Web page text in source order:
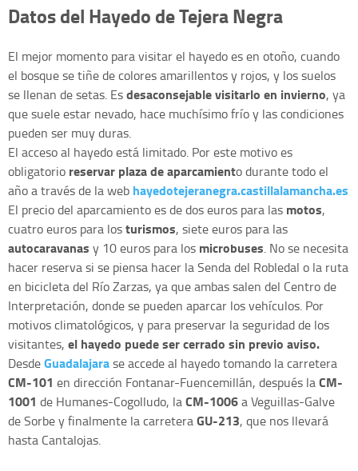
Datos del Hayedo de Tejera Negra
El mejor momento para visitar el hayedo es en otoño, cuando
el bosque se tiñe de colores amarillentos y rojos, y los suelos
se llenan de setas. Esdesaconsejable visitarlo en invierno, ya
que suele estar nevado, hace muchísimo frío y las condiciones
pueden ser muy duras.
El acceso al hayedo está limitado. Por este motivo es
obligatorio reservar plaza de aparcamiento durante todo el
año a través de la web hayedotejeranegra.castillalamancha.es
El precio del aparcamiento es de dos euros para las motos,
cuatro euros para losturismos, siete euros para las
autocaravanas y 10 euros para los microbuses. No se necesita
hacer reserva si se piensa hacer la Senda del Robledal o la ruta
en bicicleta del Río Zarzas, ya que ambas salen del Centro de
Interpretación, donde se pueden aparcar los vehículos. Por
motivos climatológicos, y para preservar la seguridad de los
visitantes, el hayedo puede ser cerrado sin previo aviso.
DesdeGuadalajarase accede al hayedo tomando la carretera
CM-101 en dirección Fontanar-Fuencemillán, después laCM-
1001 de Humanes-Cogolludo, laCM-1006a Veguillas-Galve
de Sorbe y finalmente la carreteraGU-213, que nos llevará
hasta Cantalojas.